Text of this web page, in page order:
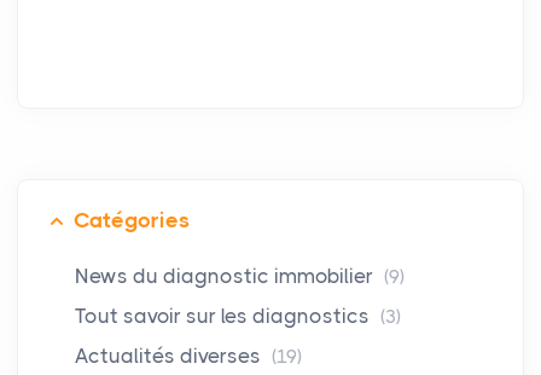
Catégories
News du diagnostic immobilier (9)
Tout savoir sur les diagnostics (3)
Actualités diverses (19)